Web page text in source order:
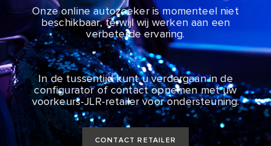
Onze online autozoeker is momenteel niet
beschikbaar, terwijl wij werken aan een
verbeterde ervaring.
In de tussentijd kunt u verdergaan in de
configurator of contact opnemen met uw
voorkeurs-JLR-retailer voor ondersteuning.
CONTACT RETAILER